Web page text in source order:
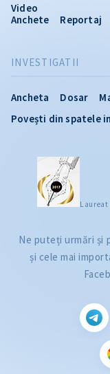
INVESTIGATII
Ancheta Dosar
Povești din spatele
Video
Anchete
Reportaj
Laureat
Ne puteți urmări și
și cele mai